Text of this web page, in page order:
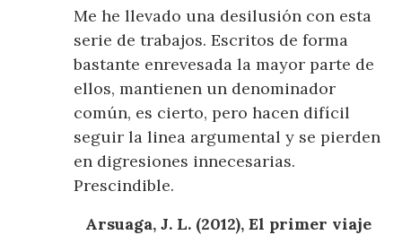
Me he llevado una desilusión con esta
serie de trabajos. Escritos de forma
bastante enrevesada la mayor parte de
ellos, mantienen un denominador
común, es cierto, pero hacen difícil
seguir la linea argumental y se pierden
en digresiones innecesarias.
Prescindible.
Arsuaga, J. L. (2012), El primer viaje